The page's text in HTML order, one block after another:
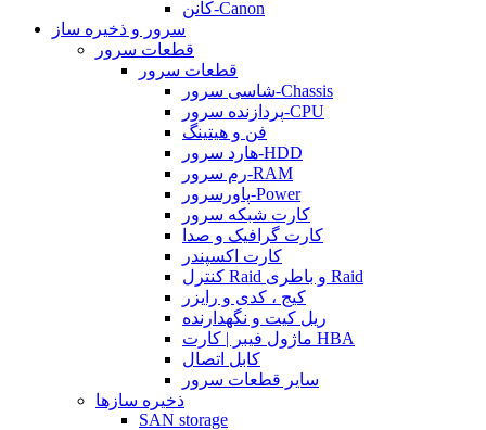
کانن-Canon
سرور و ذخیره ساز
قطعات سرور
قطعات سرور
شاسی سرور-Chassis
پردازنده سرور-CPU
فن و هیتینگ
هارد سرور-HDD
رم سرور-RAM
پاورسرور-Power
کارت شبکه سرور
کارت گرافیک و صدا
کارت اکسپندر
کنترل Raid و باطری Raid
کیج ، کدی و رایزر
ریل کیت و نگهدارنده
ماژول فیبر | کارت HBA
کابل اتصال
سایر قطعات سرور
ذخیره سازها
SAN storage